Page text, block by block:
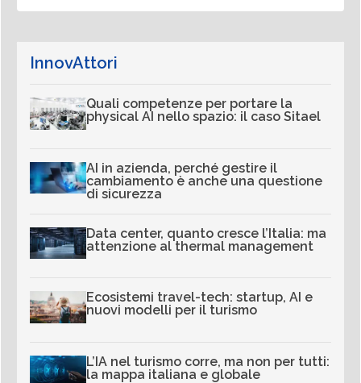
InnovAttori
Quali competenze per portare la
physical AI nello spazio: il caso Sitael
AI in azienda, perché gestire il
cambiamento è anche una questione
di sicurezza
Data center, quanto cresce l’Italia: ma
attenzione al thermal management
Ecosistemi travel-tech: startup, AI e
nuovi modelli per il turismo
L’IA nel turismo corre, ma non per tutti:
la mappa italiana e globale